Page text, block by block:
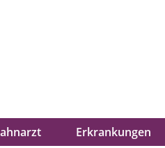
Erkrankungen